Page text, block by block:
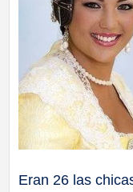
Eran 26 las